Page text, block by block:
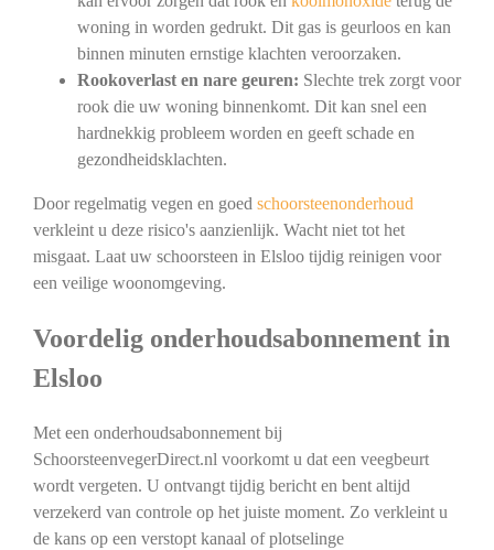
woning in worden gedrukt. Dit gas is geurloos en kan
binnen minuten ernstige klachten veroorzaken.
Rookoverlast en nare geuren: Slechte trek zorgt voor
rook die uw woning binnenkomt. Dit kan snel een
hardnekkig probleem worden en geeft schade en
gezondheidsklachten.
Door regelmatig vegen en goed schoorsteenonderhoud
verkleint u deze risico's aanzienlijk. Wacht niet tot het
misgaat. Laat uw schoorsteen in Elsloo tijdig reinigen voor
een veilige woonomgeving.
Voordelig onderhoudsabonnement in
Elsloo
Met een onderhoudsabonnement bij
SchoorsteenvegerDirect.nl voorkomt u dat een veegbeurt
wordt vergeten. U ontvangt tijdig bericht en bent altijd
verzekerd van controle op het juiste moment. Zo verkleint u
de kans op een verstopt kanaal of plotselinge